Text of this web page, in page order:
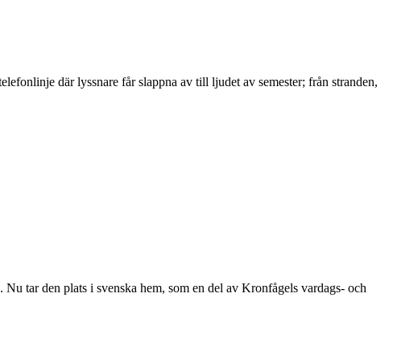
där lyssnare får slappna av till ljudet av semester; från stranden,
tar den plats i svenska hem, som en del av Kronfågels vardags- och